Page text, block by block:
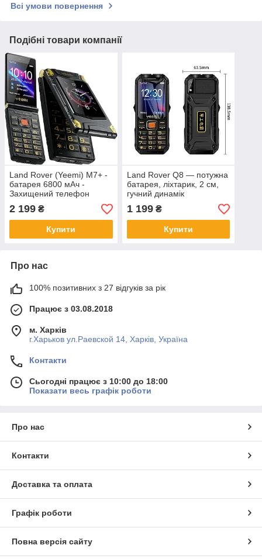
Всі умови повернення
Подібні товари компанії
Land Rover (Yeemi) M7+ -
батарея 6800 мАч -
Захищений телефон
розкладушка
2 199 ₴
Купити
Land Rover Q8 — потужна
батарея, ліхтарик, 2 см,
гучний динамік
(захищений кнопковий
протиударний телефон)
1 199₴
Купити
Про нас
100% позитивних з 27 відгуків за рік
Працює з 03.08.2018
м. Харків
г.Харьков ул.Раевской 14, Харків, Україна
Контакти
Сьогодні працює з 10:00 до 18:00
Показати весь графік роботи
Про нас
Контакти
Доставка та оплата
Графік роботи
Повна версія сайту